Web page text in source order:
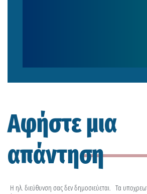
Αφήστε μια
απάντηση
Η ηλ. διεύθυνση σας δεν δημοσιεύεται. Τα